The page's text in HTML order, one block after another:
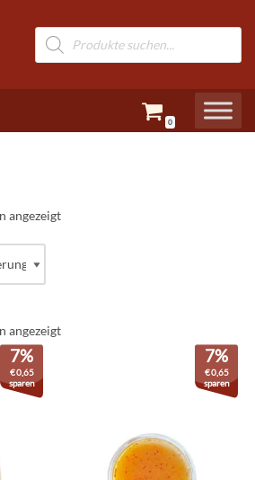
0
angezeigt
angezeigt
7%
€0,65
sparen
7%
€0,65
sparen